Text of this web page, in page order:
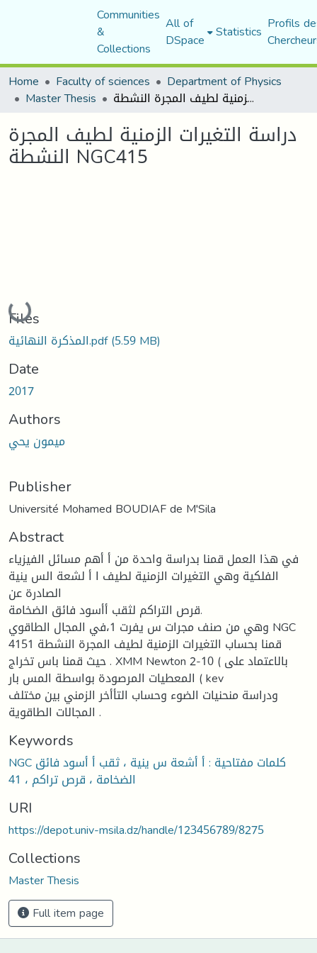
Communities
&
Collections
All of
DSpace Statistics Profils
Home
Faculty of sciences Department of Physics
Master Thesis دراسة التغيرات الزمنية لطيف المجرة النشطة NGC415
دراسة التغيرات الزمنية لطيف المجرة
النشطة NGC415
Loading...
Files
المذكرة النهائية.pdf(5.59 MB)
Date
2017
Authors
ميمون يحي
Publisher
Université Mohamed BOUDIAF de M'Sila
Abstract
في هذا العمل قمنا بدراسة واحدة من أ أهم مسائل الفيزياء
الفلكية وهي التغيرات الزمنية لطيف ا أ لشعة الس ينية
الصادرة عن
قرص التراكم لثقب أأسود فائق الضخامة.
وهي من صنف مجرات س يفرت 1،في المجال الطاقوي NGC
قمنا بحساب التغيرات الزمنية لطيف المجرة النشطة 4151
حيث قمنا باس تخراج . XMM Newton 2-10 ( بالاعتماد على
المعطيات المرصودة بواسطة المس بار ( kev
ودراسة منحنيات الضوء وحساب التأأخر الزمني بين مختلف
المجالات الطاقوية .
Keywords
NGC كلمات مفتاحية : أ أشعة س ينية ، ثقب أ أسود فائق
الضخامة ، قرص تراكم ، 41
URI
https://depot.univ-msila.dz/handle/123456789/8275
Collections
Master Thesis
Full item page